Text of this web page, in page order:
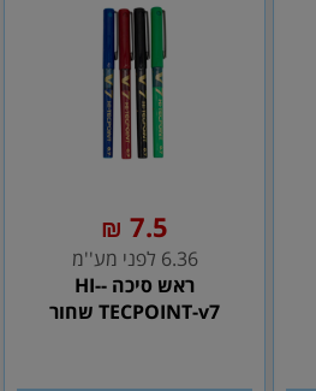
7.5
₪
6.36 לפני מע''מ
ראש סיכה -HI-
TECPOINT-v7 שחור